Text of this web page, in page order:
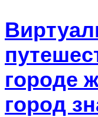
городе
город